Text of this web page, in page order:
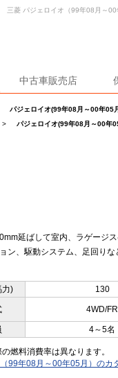
中古車販売店
パジェロイオ(99年08月～00年05
> パジェロイオ(99年08月～00年
三菱 パジェロイオ（99年08月～
延ばして室内、ラゲージ
ン、駆動システム、足回りな
力)
130
4WD/FR
4～5名
燃料消費率は異なります。
99年08月～00年05月）のカ